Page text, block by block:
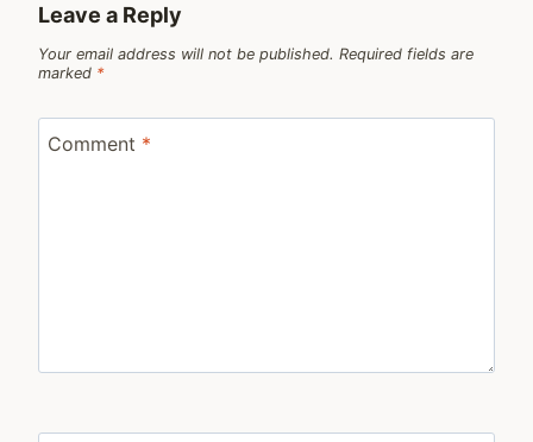
Leave a Reply
Your email address will not be published. Required fields are
marked *
Comment *